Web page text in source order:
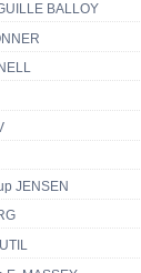
BALLOY
JENSEN